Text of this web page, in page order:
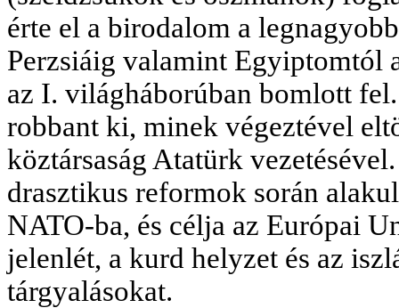
érte el a birodalom a
Perzsiáig valamint Egyiptomtól
az I. világháborúban bomlott
robbant ki, minek végeztével
köztársaság Atatürk
drasztikus reformok során
NATO-ba, és célja az Európai
jelenlét, a kurd helyzet és az
tárgyalásokat.